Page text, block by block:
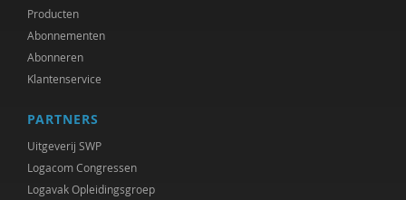
Producten
Abonnementen
Abonneren
Klantenservice
PARTNERS
Uitgeverij SWP
Logacom Congressen
Logavak Opleidingsgroep